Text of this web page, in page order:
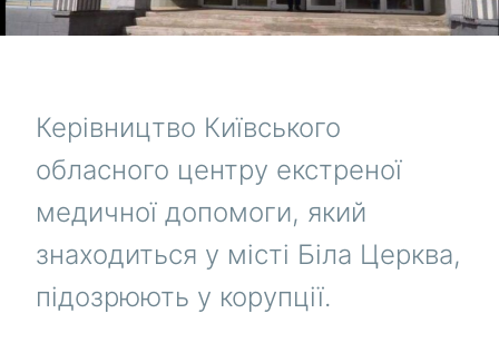
Керівництво Київського
обласного центру екстреної
медичної допомоги, який
знаходиться у місті Біла Церква,
підозрюють у корупції.